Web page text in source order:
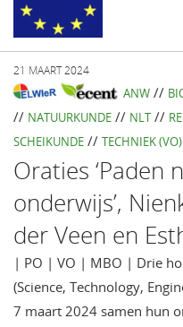
21 MAART 2024
ANW//
// NATUURKUNDE // NLT //
SCHEIKUNDE // TECHNIEK (VO)
Oraties ‘Paden
onderwijs’,
der Veen en
| PO | VO | MBO | Drie
(Science, Technology,
7 maart 2024 samen hun